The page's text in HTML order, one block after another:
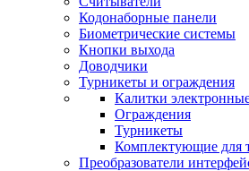
Кодонаборные панели
Биометрические системы
Кнопки выхода
Доводчики
Турникеты и ограждения
Калитки
Ограждения
Турникеты
Комплектующие для
Преобразователи